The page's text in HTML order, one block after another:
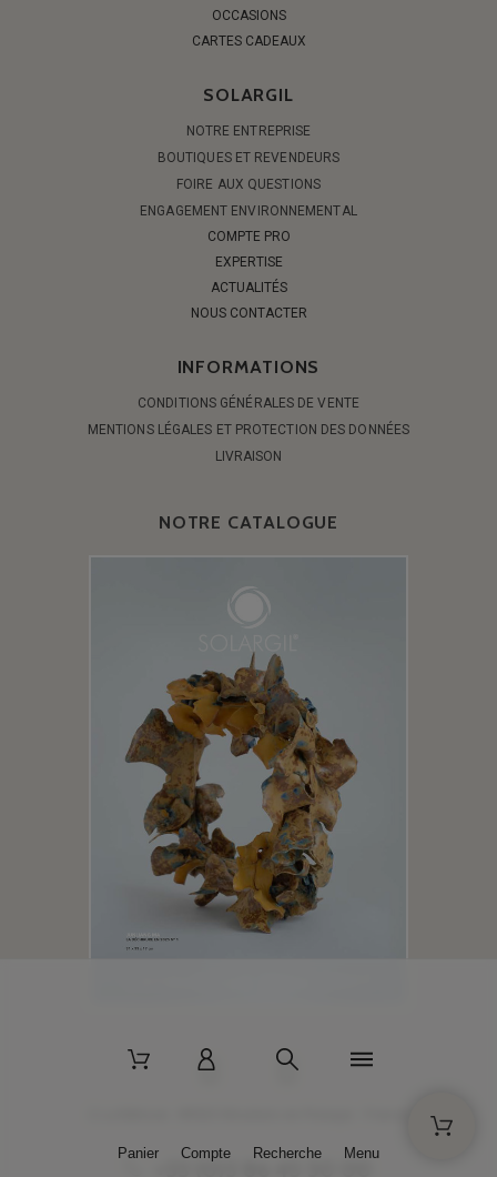
OCCASIONS
CARTES CADEAUX
SOLARGIL
NOTRE ENTREPRISE
BOUTIQUES ET REVENDEURS
FOIRE AUX QUESTIONS
ENGAGEMENT ENVIRONNEMENTAL
COMPTE PRO
EXPERTISE
ACTUALITÉS
NOUS CONTACTER
INFORMATIONS
CONDITIONS GÉNÉRALES DE VENTE
MENTIONS LÉGALES ET PROTECTION DES DONNÉES
LIVRAISON
NOTRE CATALOGUE
+33 (0)3 86 45 50 00
Panier Compte Recherche Menu